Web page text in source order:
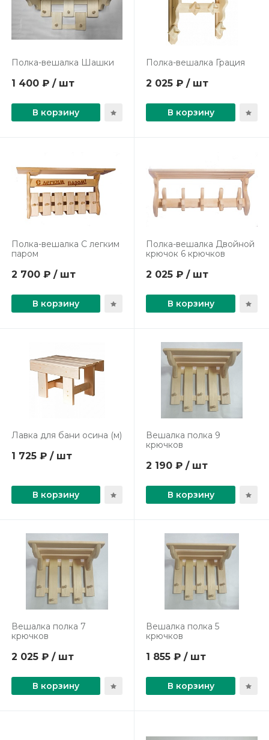
Полка-вешалка Шашки
1 400 ₽ / шт
В корзину
Полка-вешалка Грация
2 025 ₽ / шт
В корзину
Полка-вешалка С легким
паром
2 700 ₽ / шт
В корзину
Полка-вешалка Двойной
крючок 6 крючков
2 025 ₽ / шт
В корзину
Лавка для бани осина (м)
1 725 ₽ / шт
В корзину
Вешалка полка 9
крючков
2 190 ₽ / шт
В корзину
Вешалка полка 7
крючков
2 025 ₽ / шт
В корзину
Вешалка полка 5
крючков
1 855 ₽ / шт
В корзину